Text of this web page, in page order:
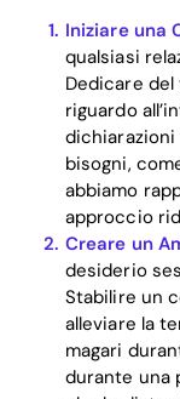
Iniziare una
qualsiasi
Dedicare
riguardo
bisogni,
abbiamo
approccio
Creare un
desiderio
Stabilire un
alleviare la
magari
durante una